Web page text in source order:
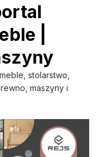
|
stolarstwo,
maszyny i